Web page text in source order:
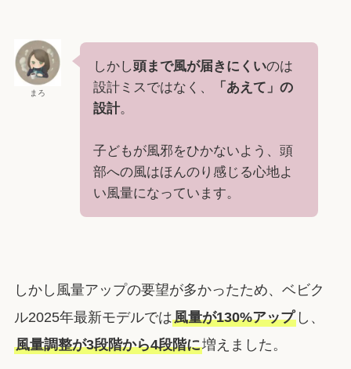
まろ
しかし頭まで風が届きにくいのは
設計ミスではなく、
「あえて」の
設計。
子どもが風邪をひかないよう、頭
部への風はほんのり感じる心地よ
い風量になっています。
しかし風量アップの要望が多かったため、ベビク
ル2025年最新モデルでは風量が130%アップし、
風量調整が3段階から4段階に増えました。